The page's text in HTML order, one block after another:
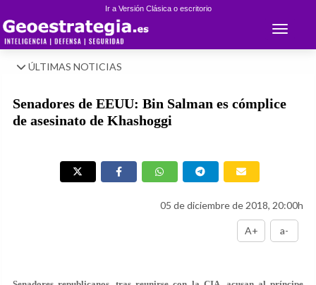
Ir a Versión Clásica o escritorio
Toggle
ÚLTIMAS NOTICIAS
Senadores de EEUU: Bin Salman es cómplice
de asesinato de Khashoggi
05 de diciembre de 2018, 20:00h
A+ a-